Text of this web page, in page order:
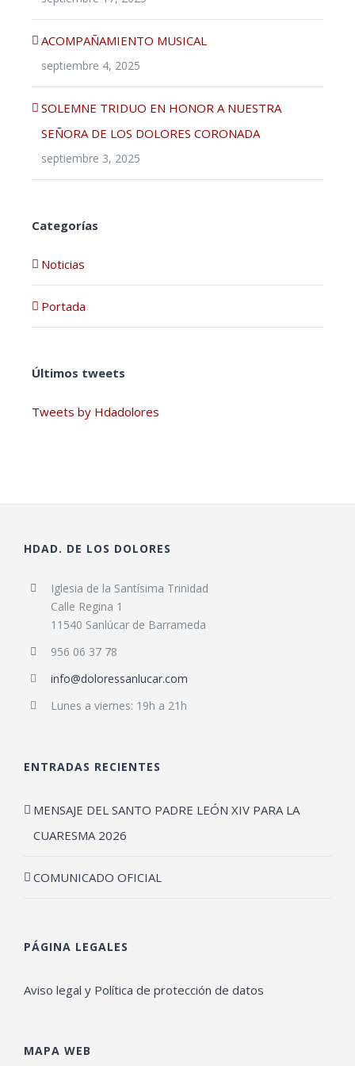
ACOMPAÑAMIENTO MUSICAL
septiembre 4, 2025
SOLEMNE TRIDUO EN HONOR A NUESTRA
SEÑORA DE LOS DOLORES CORONADA
septiembre 3, 2025
Categorías
Noticias
Portada
Últimos tweets
Tweets by Hdadolores
HDAD. DE LOS DOLORES
Iglesia de la Santísima Trinidad
Calle Regina 1
11540 Sanlúcar de Barrameda
956 06 37 78
info@doloressanlucar.com
Lunes a viernes: 19h a 21h
ENTRADAS RECIENTES
MENSAJE DEL SANTO PADRE LEÓN XIV PARA LA
CUARESMA 2026
COMUNICADO OFICIAL
PÁGINA LEGALES
Aviso legal y Política de protección de datos
MAPA WEB